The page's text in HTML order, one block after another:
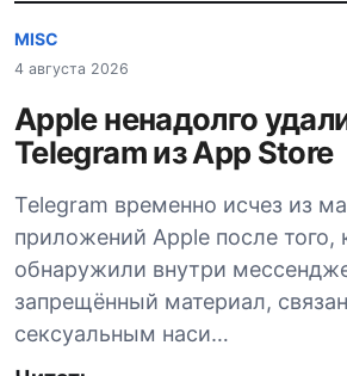
MISC
4 августа 2026
Apple ненадолго
Telegram из App Store
Telegram временно исчез из
приложений Apple после того,
обнаружили внутри
запрещённый материал,
сексуальным наси…